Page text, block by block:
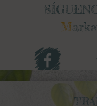
M